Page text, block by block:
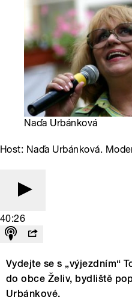
Naďa Urbánková
Host: Naďa Urbánková.
40:26
Vydejte se s „výjezdním“
do obce Želiv, bydliště
Urbánkové.